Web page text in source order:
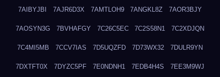
7AIBYJBI 7AJR6D3X 7AMTLOH9 7ANGKL8Z 7AOR3BJY
7AOSYN3G 7BVHAFGY 7C26C5EC 7C2S58N1 7C2XDJQN
7C4MI5MB 7CCV7IAS 7D5UQZFD 7D73WX32 7DULR9YN
7DXTFT0X 7DYZC5PF 7E0NDNH1 7EDB4H4S 7EE3M9WJ